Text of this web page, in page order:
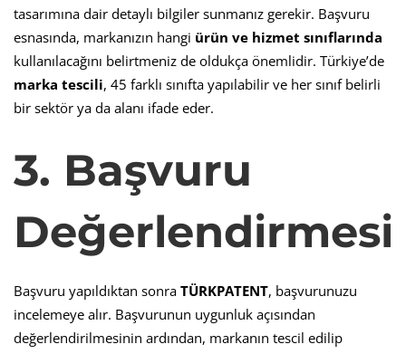
tasarımına dair detaylı bilgiler sunmanız gerekir. Başvuru
esnasında, markanızın hangi ürün ve hizmet sınıflarında
kullanılacağını belirtmeniz de oldukça önemlidir. Türkiye’de
marka tescili, 45 farklı sınıfta yapılabilir ve her sınıf belirli
bir sektör ya da alanı ifade eder.
3. Başvuru
Değerlendirmesi
Başvuru yapıldıktan sonra TÜRKPATENT, başvurunuzu
incelemeye alır. Başvurunun uygunluk açısından
değerlendirilmesinin ardından, markanın tescil edilip